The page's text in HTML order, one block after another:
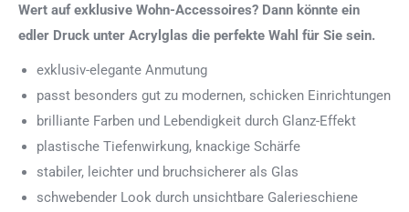
Wert auf exklusive Wohn-Accessoires? Dann könnte ein
edler Druck unter Acrylglas die perfekte Wahl für Sie sein.
exklusiv-elegante Anmutung
passt besonders gut zu modernen, schicken Einrichtungen
brilliante Farben und Lebendigkeit durch Glanz-Effekt
plastische Tiefenwirkung, knackige Schärfe
stabiler, leichter und bruchsicherer als Glas
schwebender Look durch unsichtbare Galerieschiene